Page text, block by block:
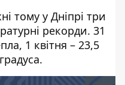
тому у Дніпрі три
рекорди. 31
1 квітня – 23,5